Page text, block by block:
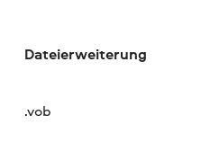
Dateierweiterung
.vob